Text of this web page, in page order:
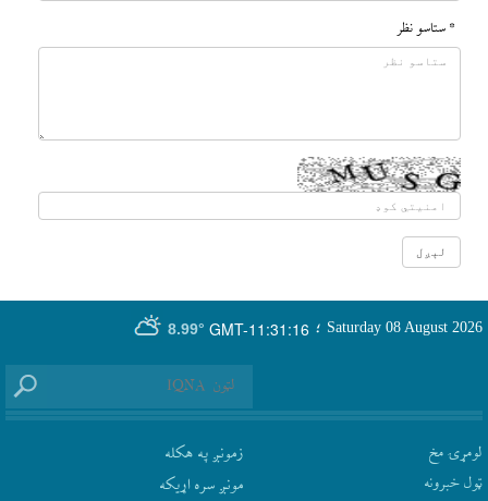
* ستاسو نظر
GMT-11:31:16
8.99° Saturday 08 August 2026 ؛
لومړۍ مخ
ټول خبرونه
زمونږ په هکله
مونږ سره اړيکه